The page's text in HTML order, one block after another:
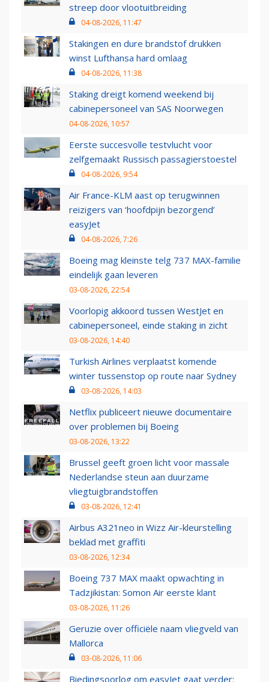
streep door vlootuitbreiding
04-08-2026, 11:47
Stakingen en dure brandstof drukken
winst Lufthansa hard omlaag
04-08-2026, 11:38
Staking dreigt komend weekend bij
cabinepersoneel van SAS Noorwegen
04-08-2026, 10:57
Eerste succesvolle testvlucht voor
zelfgemaakt Russisch passagierstoestel
04-08-2026, 9:54
Air France-KLM aast op terugwinnen
reizigers van ‘hoofdpijn bezorgend’
easyJet
04-08-2026, 7:26
Boeing mag kleinste telg 737 MAX-familie
eindelijk gaan leveren
03-08-2026, 22:54
Voorlopig akkoord tussen WestJet en
cabinepersoneel, einde staking in zicht
03-08-2026, 14:40
Turkish Airlines verplaatst komende
winter tussenstop op route naar Sydney
03-08-2026, 14:03
Netflix publiceert nieuwe documentaire
over problemen bij Boeing
03-08-2026, 13:22
Brussel geeft groen licht voor massale
Nederlandse steun aan duurzame
vliegtuigbrandstoffen
03-08-2026, 12:41
Airbus A321neo in Wizz Air-kleurstelling
beklad met graffiti
03-08-2026, 12:34
Boeing 737 MAX maakt opwachting in
Tadzjikistan: Somon Air eerste klant
03-08-2026, 11:26
Geruzie over officiële naam vliegveld van
Mallorca
03-08-2026, 11:06
Biedingsoorlog om easyJet gaat verder: